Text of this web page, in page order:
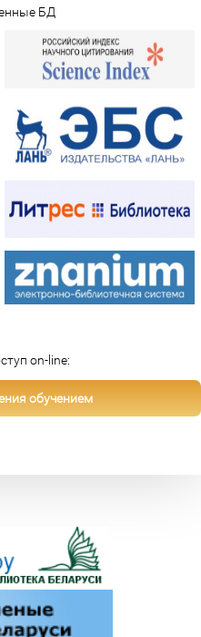
БД
on-line:
обучением